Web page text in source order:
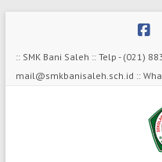
content
:: SMK Bani Saleh :: Telp - (021)
mail@smkbanisaleh.sch.id ::